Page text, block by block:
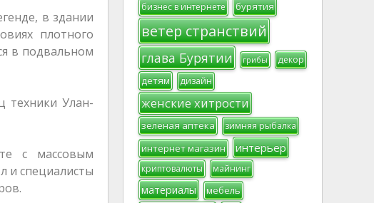
в здании
плотного
в подвальном
техники Улан-
с массовым
и специалисты
бизнес в интернете бурятия
ветер странствий
глава Бурятии грибы декор
детям дизайн
женские хитрости
зеленая аптека зимняя рыбалка
интернет магазин интерьер
криптовалюты майнинг
материалы мебель